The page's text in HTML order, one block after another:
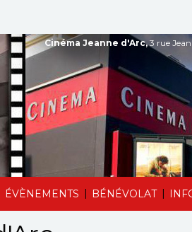
ÉVÈNEMENTS | BÉNÉVOLAT |
Cinéma Jeanne d'Arc,3 rue